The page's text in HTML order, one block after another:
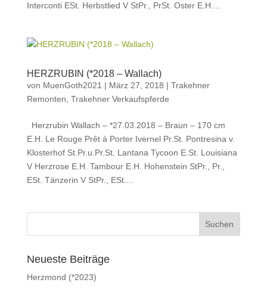
Interconti ESt. Herbstlied V StPr., PrSt. Oster E.H....
HERZRUBIN (*2018 – Wallach)
von MuenGoth2021 | März 27, 2018 | Trakehner
Remonten Trakehner Verkaufspferde
Herzrubin Wallach – *27.03.2018 – Braun – 170 cm
E.H. Le Rouge Prêt à Porter Ivernel Pr.St. Pontresina v.
Klosterhof St.Pr.u.Pr.St. Lantana Tycoon E.St. Louisiana
V Herzrose E.H. Tambour E.H. Hohenstein StPr., Pr.,
ESt. Tänzerin V StPr., ESt....
Neueste Beiträge
Herzmond (*2023)